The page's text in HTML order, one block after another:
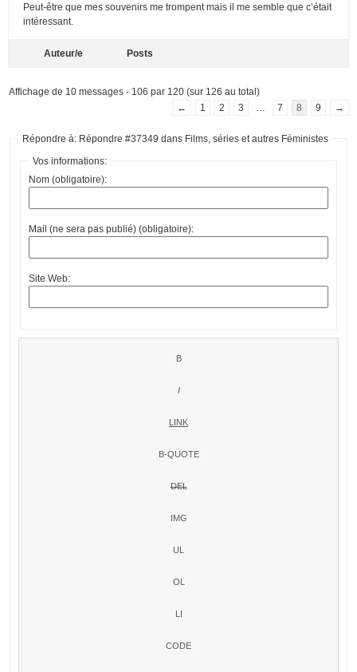
Peut-être que mes souvenirs me trompent mais il me semble que c’était
intéressant.
Auteur/e Posts
Affichage de 10 messages - 106 par 120 (sur 126 au total)
←
1 2 3 7 8 9 →
Répondre à: Répondre #37349 dans Films, séries et autres Féministes
Vos informations:
Nom (obligatoire):
Mail (ne sera pas publié) (obligatoire):
Site Web: